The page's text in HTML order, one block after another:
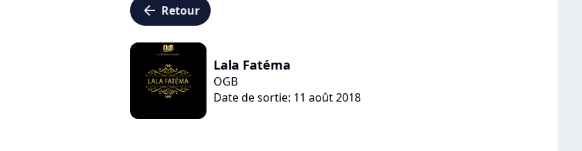
arrow_left Retour
Lala Fatéma
OGB
Date de sortie: 11 août 2018